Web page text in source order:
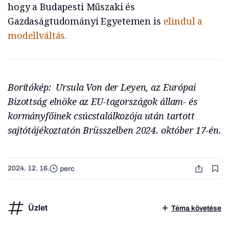
hogy a Budapesti Műszaki és
Gazdaságtudományi Egyetemen is elindul a
modellváltás.
Borítókép: Ursula Von der Leyen, az Európai
Bizottság elnöke az EU-tagországok állam- és
kormányfőinek csúcstalálkozója után tartott
sajtótájékoztatón Brüsszelben 2024. október 17-én.
2024. 12. 16. perc
Üzlet Téma követése